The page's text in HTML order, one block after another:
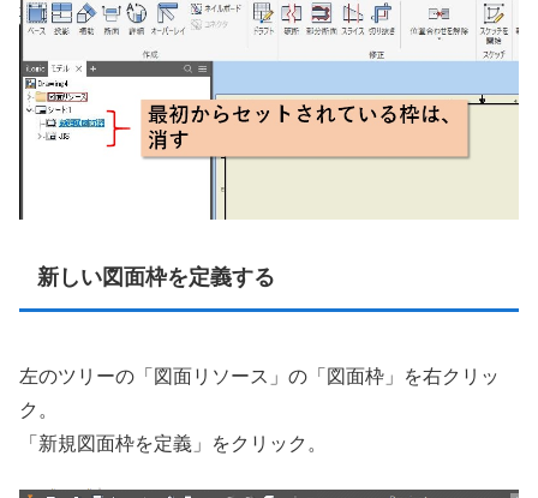
新しい図面枠を定義する
左のツリーの「図面リソース」の「図面枠」を右クリッ
ク。
「新規図面枠を定義」をクリック。